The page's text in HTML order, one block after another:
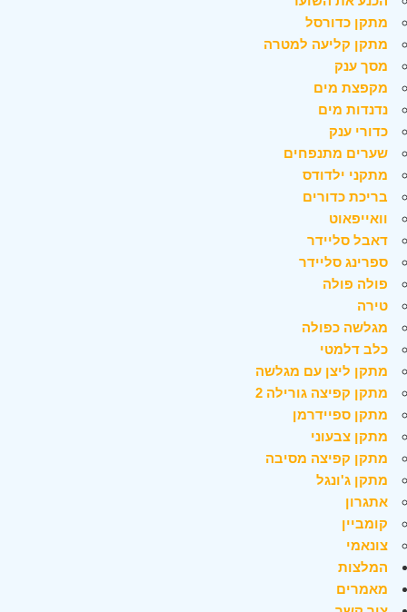
מתקן כדורסל
מתקן קליעה למטרה
מסך ענק
מקפצת מים
נדנדות מים
כדורי ענק
שערים מתנפחים
מתקני ילדודס
בריכת כדורים
וואייפאוט
דאבל סליידר
ספרינג סליידר
פולה פולה
טירה
מגלשה כפולה
כלב דלמטי
מתקן ליצן עם מגלשה
מתקן קפיצה גורילה 2
מתקן ספיידרמן
מתקן צבעוני
מתקן קפיצה מסיבה
מתקן ג'ונגל
אתגרון
קומביין
צונאמי
המלצות
מאמרים